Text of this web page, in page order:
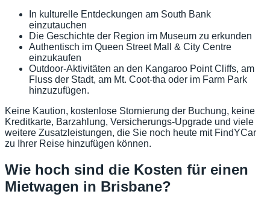
In kulturelle Entdeckungen am South Bank
einzutauchen
Die Geschichte der Region im Museum zu erkunden
Authentisch im Queen Street Mall & City Centre
einzukaufen
Outdoor-Aktivitäten an den Kangaroo Point Cliffs, am
Fluss der Stadt, am Mt. Coot-tha oder im Farm Park
hinzuzufügen.
Keine Kaution, kostenlose Stornierung der Buchung, keine
Kreditkarte, Barzahlung, Versicherungs-Upgrade und viele
weitere Zusatzleistungen, die Sie noch heute mit FindYCar
zu Ihrer Reise hinzufügen können.
Wie hoch sind die Kosten für einen
Mietwagen in Brisbane?